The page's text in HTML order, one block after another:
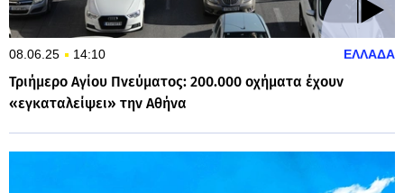
08.06.25 14:10 ΕΛΛΑΔΑ
Τριήμερο Αγίου Πνεύματος: 200.000 οχήματα έχουν
«εγκαταλείψει» την Αθήνα